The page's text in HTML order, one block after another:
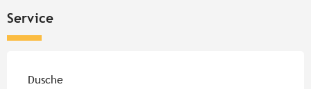
Service
Dusche